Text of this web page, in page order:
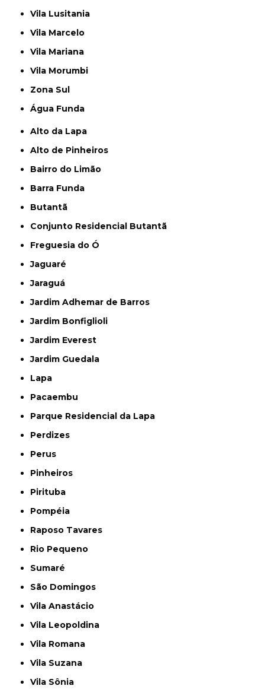
Vila Lusitania
Vila Marcelo
Vila Mariana
Vila Morumbi
Zona Sul
Água Funda
Alto da Lapa
Alto de Pinheiros
Bairro do Limão
Barra Funda
Butantã
Conjunto Residencial Butantã
Freguesia do Ó
Jaguaré
Jaraguá
Jardim Adhemar de Barros
Jardim Bonfiglioli
Jardim Everest
Jardim Guedala
Lapa
Pacaembu
Parque Residencial da Lapa
Perdizes
Perus
Pinheiros
Pirituba
Pompéia
Raposo Tavares
Rio Pequeno
Sumaré
São Domingos
Vila Anastácio
Vila Leopoldina
Vila Romana
Vila Suzana
Vila Sônia